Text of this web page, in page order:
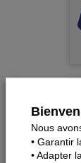
Nous
• Garantir
• Adapter